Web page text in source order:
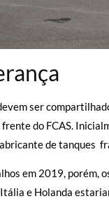
ser
do FCAS.
de tanques
em 2019, porém,
e Holanda